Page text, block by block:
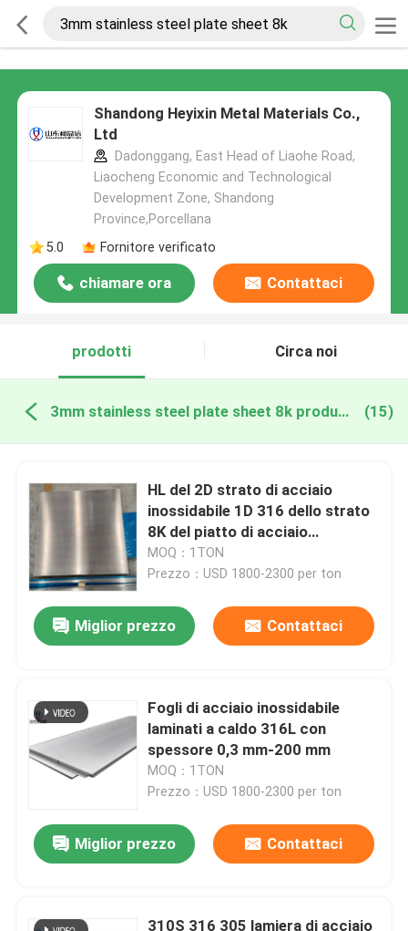
Shandong Heyixin Metal Materials Co.,
Ltd
Dadonggang, East Head of Liaohe Road,
Liaocheng Economic and Technological
Development Zone, Shandong
Province,Porcellana
5.0
Fornitore verificato
chiamare ora Contattaci
prodotti Circa noi
3mm stainless steel plate sheet 8k produzione online (15)
HL del 2D strato di acciaio
inossidabile 1D 316 dello strato
8K del piatto di acciaio
inossidabile di spessore 0.1-
150mm
MOQ：1TON
Prezzo：USD 1800-2300 per ton
Miglior prezzo Contattaci
Fogli di acciaio inossidabile
laminati a caldo 316L con
spessore 0,3 mm-200 mm
MOQ：1TON
Prezzo：USD 1800-2300 per ton
Miglior prezzo Contattaci
310S 316 305 lamiera di acciaio